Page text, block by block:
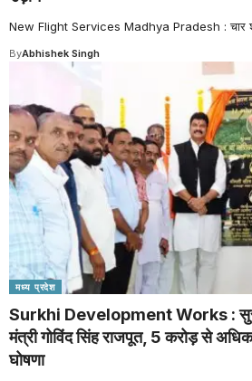
New Flight Services Madhya Pradesh : चार
ByAbhishek Singh
मध्य प्रदेश
Surkhi Development Works :
मंत्री गोविंद सिंह राजपूत, 5 करोड़ से अधिक
घोषणा